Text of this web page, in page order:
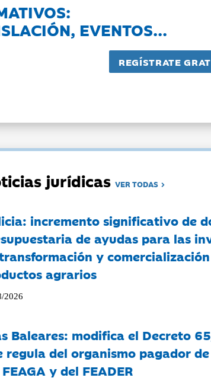
EVENTOS...
jurídicasVER TODAS
incremento significativo de
de ayudas para las
y
agrarios
2026
Baleares: modifica el Decreto
regula del organismo pagador
y del FEADER